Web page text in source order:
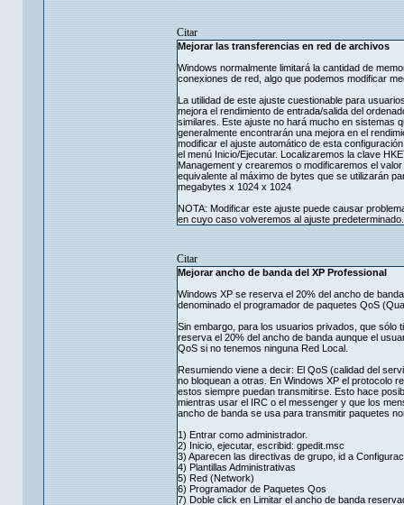
Citar
Mejorar las transferencias en red de archivos
Windows normalmente limitará la cantidad de
conexiones de red, algo que podemos modificar
La utilidad de este ajuste cuestionable para
mejora el rendimiento de entrada/salida del
similares. Este ajuste no hará mucho en sistemas
generalmente encontrarán una mejora en el
modificar el ajuste automático de esta
el menú Inicio/Ejecutar. Localizaremos la clave
Management y crearemos o modificaremos el
equivalente al máximo de bytes que se utilizarán
megabytes x 1024 x 1024
NOTA: Modificar este ajuste puede causar
en cuyo caso volveremos al ajuste predeterminado.
Citar
Mejorar ancho de banda del XP Professional
Windows XP se reserva el 20% del ancho de
denominado el programador de paquetes QoS
Sin embargo, para los usuarios privados, que sólo
reserva el 20% del ancho de banda aunque el
QoS si no tenemos ninguna Red Local.
Resumiendo viene a decir: El QoS (calidad del
no bloquean a otras. En Windows XP el protocolo
estos siempre puedan transmitirse. Esto hace
mientras usar el IRC o el messenger y que los
ancho de banda se usa para transmitir paquetes
1) Entrar como administrador.
2) Inicio, ejecutar, escribid: gpedit.msc
3) Aparecen las directivas de grupo, id a
4) Plantillas Administrativas
5) Red (Network)
6) Programador de Paquetes Qos
7) Doble click en Limitar el ancho de banda